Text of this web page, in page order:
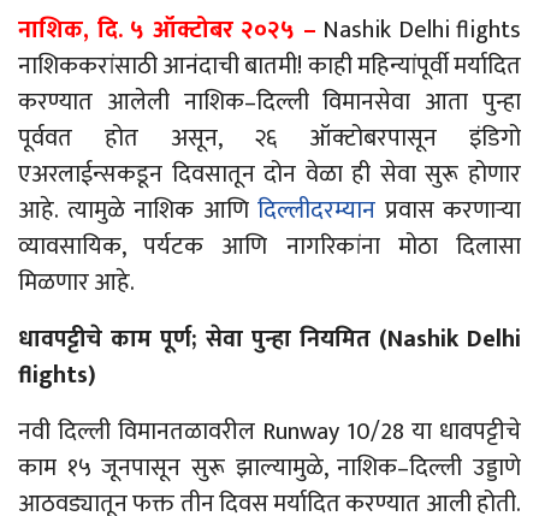
नाशिक, दि. ५ ऑक्टोबर २०२५ – Nashik Delhi flights
नाशिककरांसाठी आनंदाची बातमी! काही महिन्यांपूर्वी मर्यादित
करण्यात आलेली नाशिक–दिल्ली विमानसेवा आता पुन्हा
पूर्ववत होत असून, २६ ऑक्टोबरपासून इंडिगो
एअरलाईन्सकडून दिवसातून दोन वेळा ही सेवा सुरू होणार
आहे. त्यामुळे नाशिक आणि दिल्लीदरम्यान प्रवास करणाऱ्या
व्यावसायिक, पर्यटक आणि नागरिकांना मोठा दिलासा
मिळणारआहे.
धावपट्टीचे काम पूर्ण; सेवा पुन्हा नियमित (Nashik Delhi
flights)
नवी दिल्ली विमानतळावरील Runway 10/28 या धावपट्टीचे
काम १५ जूनपासून सुरू झाल्यामुळे, नाशिक–दिल्ली उड्डाणे
आठवड्यातून फक्त तीन दिवस मर्यादित करण्यात आली होती.